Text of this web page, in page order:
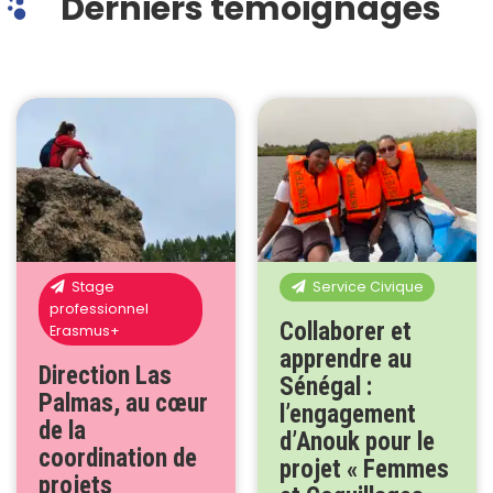
Stage
professionnel
Erasmus+
Direction Las
Palmas, au cœur
de la
coordination de
projets
Service Civique
Collaborer et
apprendre au
Sénégal :
l’engagement
d’Anouk pour le
projet « Femmes